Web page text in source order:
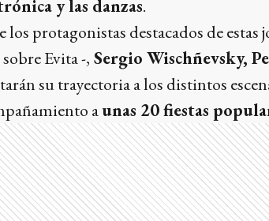
y las danzas.
los protagonistas destacados de estas
Evita -, Sergio Wischñevsky,
su trayectoria a los distintos
aunas 20 fiestas